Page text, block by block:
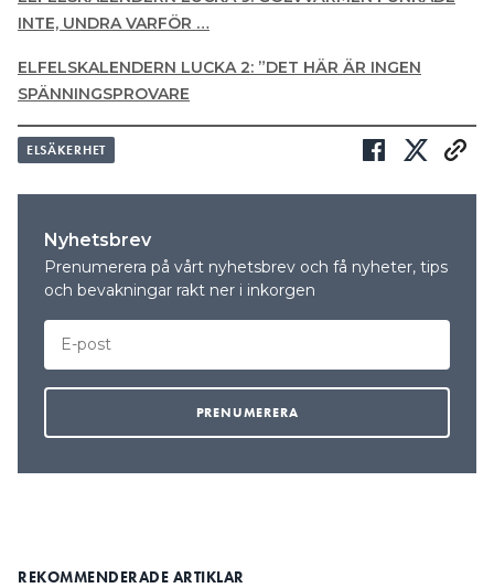
INTE, UNDRA VARFÖR …
ELFELSKALENDERN LUCKA 2: ”DET HÄR ÄR INGEN
SPÄNNINGSPROVARE
ELSÄKERHET
Nyhetsbrev
Prenumerera på vårt nyhetsbrev och få nyheter, tips
och bevakningar rakt ner i inkorgen
REKOMMENDERADE ARTIKLAR